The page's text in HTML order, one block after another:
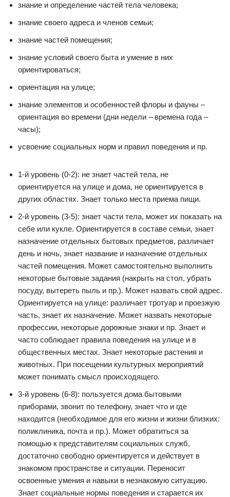
знание и определение частей тела человека;
знание своего адреса и членов семьи;
знание частей помещения;
знание условий своего быта и умение в них
ориентироваться;
ориентация на улице;
знание элементов и особенностей флоры и фауны –
ориентация во времени (дни недели – времена года –
часы);
усвоение социальных норм и правил поведения и пр.
1-й уровень (0-2): не знает частей тела, не
ориентируется на улице и дома, не ориентируется в
других областях. Знает только места приема пищи.
2-й уровень (3-5): знает части тела, может их показать на
себе или кукле. Ориентируется в составе семьи, знает
назначение отдельных бытовых предметов, различает
день и ночь, знает название и назначение отдельных
частей помещения. Может самостоятельно выполнить
некоторые бытовые задания (накрыть на стол, убрать
посуду, вытереть пыль и пр.). Может назвать свой адрес.
Ориентируется на улице: различает тротуар и проезжую
часть, знает их назначение. Может назвать некоторые
профессии, некоторые дорожные знаки и пр. Знает и
часто соблюдает правила поведения на улице и в
общественных местах. Знает некоторые растения и
животных. При посещении культурных мероприятий
может понимать смысл происходящего.
3-й уровень (6-8): пользуется дома бытовыми
приборами, звонит по телефону, знает что и где
находится (необходимое для его жизни и жизни близких:
поликлиника, почта и пр.). Может обратиться за
помощью к представителям социальных служб,
достаточно свободно ориентируется и действует в
знакомом пространстве и ситуации. Переносит
освоенные умения и навыки в незнакомую ситуацию.
Знает социальные нормы поведения и старается их